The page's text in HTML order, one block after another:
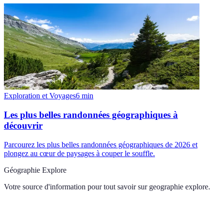
Exploration et Voyages6 min
Les plus belles randonnées géographiques à
découvrir
Parcourez les plus belles randonnées géographiques de 2026 et
plongez au cœur de paysages à couper le souffle.
Géographie Explore
Votre source d'information pour tout savoir sur geographie explore.